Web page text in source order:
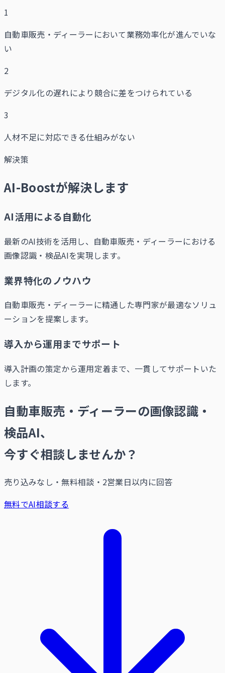
1
自動車販売・ディーラーにおいて業務効率化が進んでいな
い
2
デジタル化の遅れにより競合に差をつけられている
3
人材不足に対応できる仕組みがない
解決策
AI-Boostが解決します
AI活用による自動化
最新のAI技術を活用し、自動車販売・ディーラーにおける
画像認識・検品AIを実現します。
業界特化のノウハウ
自動車販売・ディーラーに精通した専門家が最適なソリュ
ーションを提案します。
導入から運用までサポート
導入計画の策定から運用定着まで、一貫してサポートいた
します。
自動車販売・ディーラーの画像認識・
検品AI、
今すぐ相談しませんか？
売り込みなし・無料相談・2営業日以内に回答
無料でAI相談する